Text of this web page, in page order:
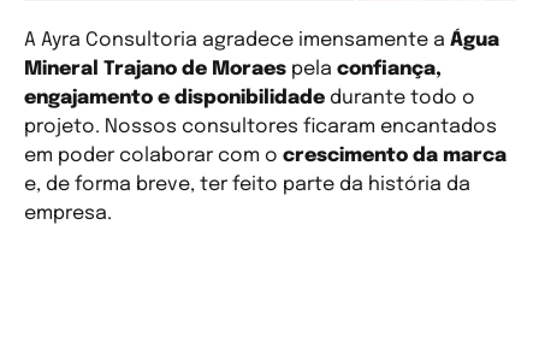
A Ayra Consultoria agradece imensamente a Água
Mineral Trajano de Moraes pela confiança,
engajamento e disponibilidade durante todo o
projeto. Nossos consultores ficaram encantados
em poder colaborar com o crescimento da marca
e, de forma breve, ter feito parte da história da
empresa.